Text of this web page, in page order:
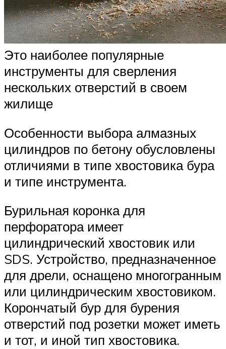
Это наиболее популярные
инструменты для сверления
нескольких отверстий в своем
жилище
Особенности выбора алмазных
цилиндров по бетону обусловлены
отличиями в типе хвостовика бура
и типе инструмента.
Бурильная коронка для
перфоратора имеет
цилиндрический хвостовик или
SDS. Устройство, предназначенное
для дрели, оснащено многогранным
или цилиндрическим хвостовиком.
Корончатый бур для бурения
отверстий под розетки может иметь
и тот, и иной тип хвостовика.